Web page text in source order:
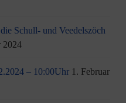
Schull- und Veedelszöch
2024
– 10:00Uhr 1. Februar